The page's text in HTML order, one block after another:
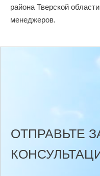
района Тверской
менеджеров.
ОТПРАВЬТЕ